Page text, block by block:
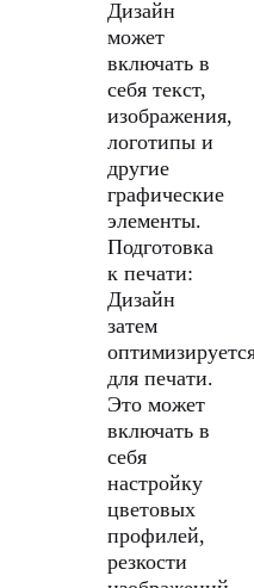
Дизайн
может
включать в
себя текст,
изображения,
логотипы и
другие
графические
элементы.
Подготовка
к печати:
Дизайн
затем
для печати.
Это может
включать в
себя
настройку
цветовых
профилей,
резкости